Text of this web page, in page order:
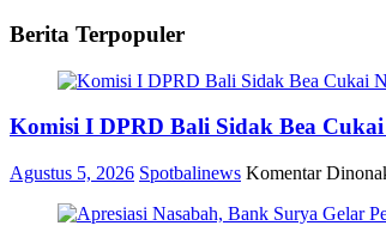
Berita Terpopuler
Komisi I DPRD Bali Sidak Bea
Agustus 5, 2026 Spotbalinews Komentar